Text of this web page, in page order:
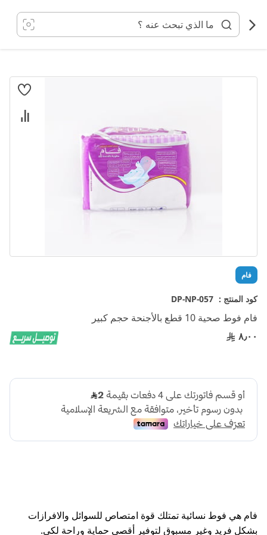
المحتوى
فام
كود المنتج : DP-NP-057
فام فوط صحية 10 قطع بالأجنحة حجم كبير
٨٫٠٠
فام هي فوط نسائية تمتلك قوة امتصاص للسوائل والافرازات
بشكل فريد وغير مسبوق لتوفير أقصي حماية وراحة لكي.
انتقل
تخطي
إلى
بداية
معرض
الصور